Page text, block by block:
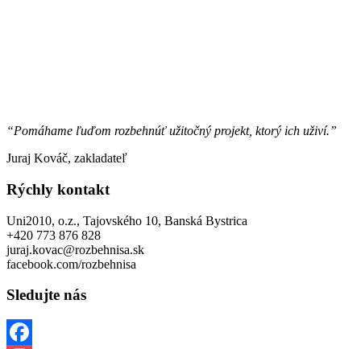
“Pomáhame ľuďom rozbehnúť užitočný projekt, ktorý ich uživí.”
Juraj Kováč, zakladateľ
Rýchly kontakt
Uni2010, o.z., Tajovského 10, Banská Bystrica
+420 773 876 828
juraj.kovac@rozbehnisa.sk
facebook.com/rozbehnisa
Sledujte nás